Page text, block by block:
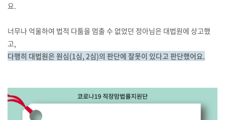
요.
너무나 억울하여 법적 다툼을 멈출 수 없었던 정아님은 대법원에 상고했
고,
다행히 대법원은 원심(1심, 2심)의 판단에 잘못이 있다고 판단했어요.